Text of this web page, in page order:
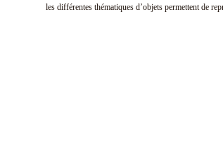
les différentes thématiques d’objets permettent de